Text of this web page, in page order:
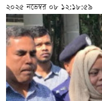
২০২৫ নভেম্বর ০৮ ১২:১৮:৫৯